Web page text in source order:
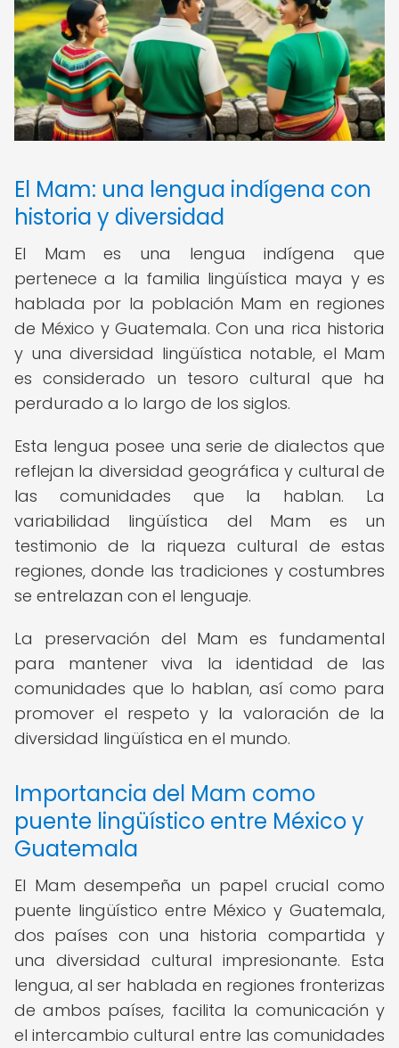
El Mam: una lengua indígena con
historia y diversidad
El Mam es una lengua indígena que
pertenece a la familia lingüística maya y es
hablada por la población Mam en regiones
de México y Guatemala. Con una rica historia
y una diversidad lingüística notable, el Mam
es considerado un tesoro cultural que ha
perdurado a lo largo de los siglos.
Esta lengua posee una serie de dialectos que
reflejan la diversidad geográfica y cultural de
las comunidades que la hablan. La
variabilidad lingüística del Mam es un
testimonio de la riqueza cultural de estas
regiones, donde las tradiciones y costumbres
se entrelazan con el lenguaje.
La preservación del Mam es fundamental
para mantener viva la identidad de las
comunidades que lo hablan, así como para
promover el respeto y la valoración de la
diversidad lingüística en el mundo.
Importancia del Mam como
puente lingüístico entre México y
Guatemala
El Mam desempeña un papel crucial como
puente lingüístico entre México y Guatemala,
dos países con una historia compartida y
una diversidad cultural impresionante. Esta
lengua, al ser hablada en regiones fronterizas
de ambos países, facilita la comunicación y
el intercambio cultural entre las comunidades